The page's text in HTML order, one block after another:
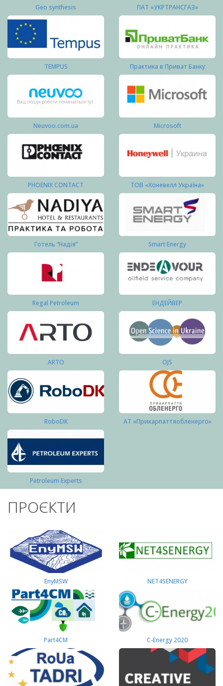
Geo synthesis ПАТ «УКРТРАНСГАЗ»
TEMPUS Практика в Приват Банку
Neuvoo.com.ua Microsoft
PHOENIX CONTACT ТОВ «Хоневелл Україна»
Готель “Надія” Smart Energy
Regal Petroleum ЕНДЕЙВЕР
ARTO OJS
RoboDK АТ «Прикарпаттяобленерго»
Petroleum Experts
ПРОЄКТИ
EnyMSW NET4SENERGY
Part4СМ C-Energy 2020